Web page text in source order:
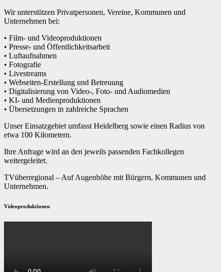
Wir unterstützen Privatpersonen, Vereine, Kommunen und
Unternehmen bei:
• Film- und Videoproduktionen
• Presse- und Öffentlichkeitsarbeit
• Luftaufnahmen
• Fotografie
• Livestreams
• Webseiten-Erstellung und Betreuung
• Digitalisierung von Video-, Foto- und Audiomedien
• KI- und Medienproduktionen
• Übersetzungen in zahlreiche Sprachen
Unser Einsatzgebiet umfasst Heidelberg sowie einen Radius von
etwa 100 Kilometern.
Ihre Anfrage wird an den jeweils passenden Fachkollegen
weitergeleitet.
TVüberregional – Auf Augenhöhe mit Bürgern, Kommunen und
Unternehmen.
Videoproduktionen